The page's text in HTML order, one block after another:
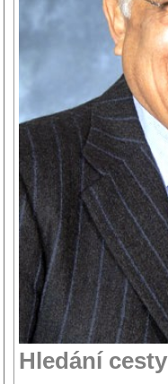
Hledání cesty